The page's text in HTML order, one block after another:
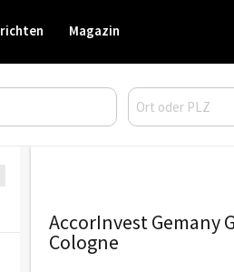
Magazin
AccorInvest Gemany
Cologne